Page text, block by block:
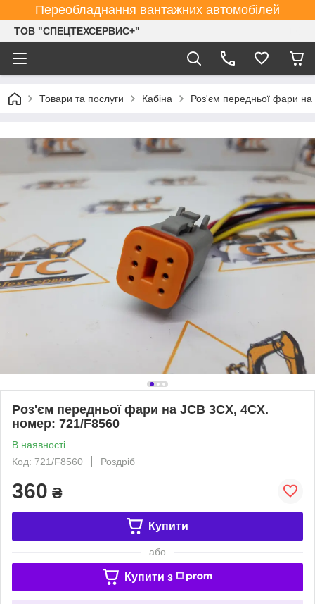
Переобладнання вантажних автомобілей
ТОВ "СПЕЦТЕХСЕРВИС+"
Товари та послуги Кабіна Роз'єм передньої фари
Роз'єм передньої фари на JCB 3CX, 4CX.
номер: 721/F8560
В наявності
Код: 721/F8560
Роздріб
360 ₴
Купити
або
Купити з